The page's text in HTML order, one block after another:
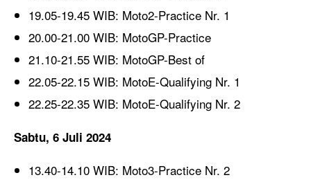
19.05-19.45 WIB: Moto2-Practice Nr. 1
20.00-21.00 WIB: MotoGP-Practice
21.10-21.55 WIB: MotoGP-Best of
22.05-22.15 WIB: MotoE-Qualifying Nr. 1
22.25-22.35 WIB: MotoE-Qualifying Nr. 2
Sabtu, 6 Juli 2024
13.40-14.10 WIB: Moto3-Practice Nr. 2